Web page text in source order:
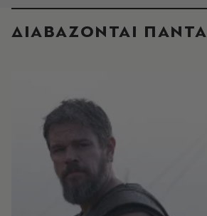
ΔΙΑΒΑΖΟΝΤΑΙ ΠΑΝΤΑ